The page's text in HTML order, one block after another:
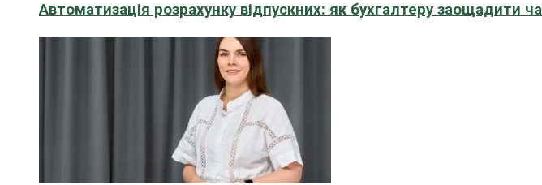
Автоматизація розрахунку відпускних: як бухгалтеру заощадити